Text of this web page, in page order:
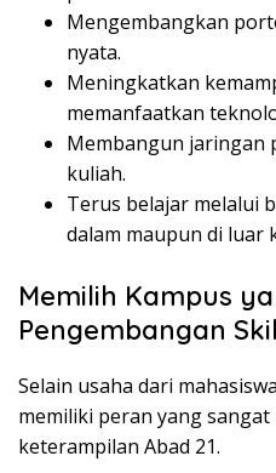
Mengembangkan
nyata.
Meningkatkan
memanfaatkan
Membangun jaringan
kuliah.
Terus belajar melalui
dalam maupun di luar
Memilih Kampus
Pengembangan
Selain usaha dari
memiliki peran yang
keterampilan Abad 21.